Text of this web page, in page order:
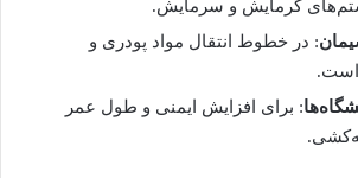
گرمایش و سرمایش.
: در خطوط انتقال مواد پودری و
: برای افزایش ایمنی و طول عمر